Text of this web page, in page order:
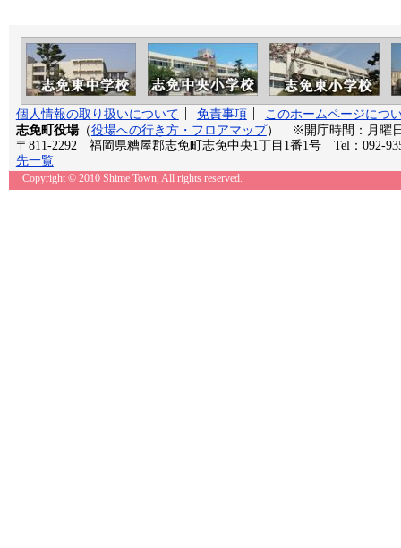
個人情報の取り扱いについて 免責事項
このホームページにつ
志免町役場（役場への行き方・フロアマップ） ※開庁時間：月曜日
〒811-2292 福岡県糟屋郡志免町志免中央1丁目1番1号 Tel：092-
先一覧
Copyright © 2010 Shime Town, All rights reserved.